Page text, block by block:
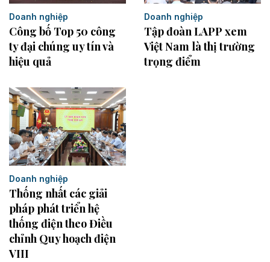
Doanh nghiệp
Công bố Top 50 công
ty đại chúng uy tín và
hiệu quả
Doanh nghiệp
Tập đoàn LAPP xem
Việt Nam là thị trường
trọng điểm
Doanh nghiệp
Thống nhất các giải
pháp phát triển hệ
thống điện theo Điều
chỉnh Quy hoạch điện
VIII